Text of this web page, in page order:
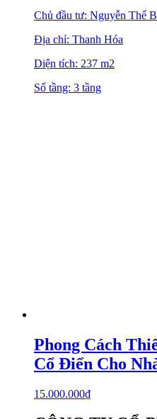
Chủ đầu tư: Nguyễn Thế
Địa chỉ: Thanh Hóa
Diện tích: 237 m2
Số tầng: 3 tầng
Phong Cách
Cổ Điển Cho
15.000.000₫